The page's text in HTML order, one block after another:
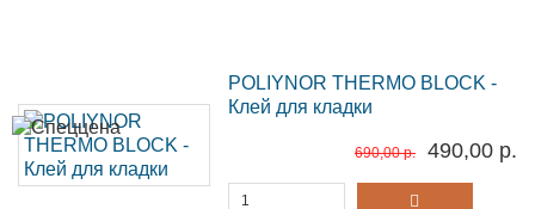
POLIYNOR THERMO BLOCK -
Клей для кладки
690,00 р. 490,00 р.